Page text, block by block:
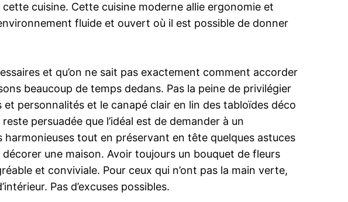
cuisine. Cette cuisine moderne allie ergonomie et
fluide et ouvert où il est possible de donner
et qu’on ne sait pas exactement comment accorder
beaucoup de temps dedans. Pas la peine de privilégier
personnalités et le canapé clair en lin des tabloïdes déco
persuadée que l’idéal est de demander à un
tout en préservant en tête quelques astuces
une maison. Avoir toujours un bouquet de fleurs
et conviviale. Pour ceux qui n’ont pas la main verte,
Pas d’excuses possibles.